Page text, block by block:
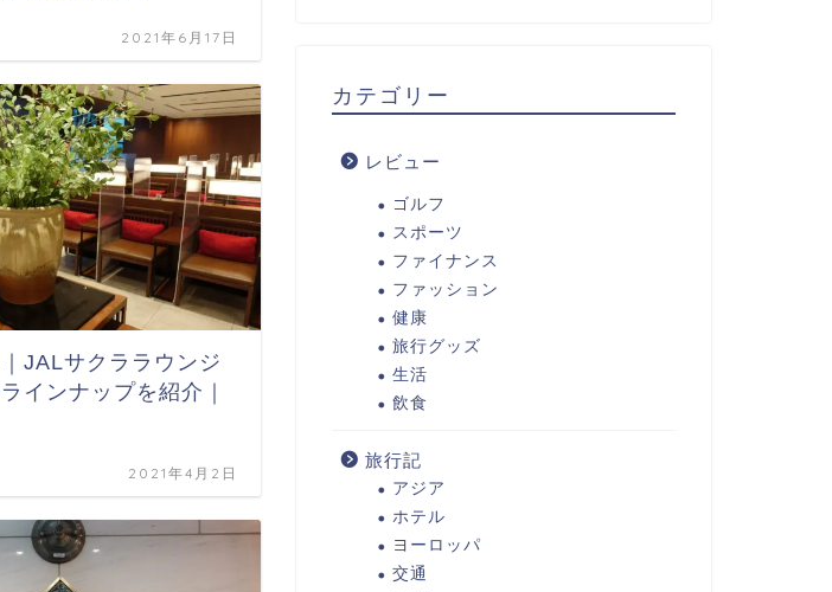
2021年6月17日
JALサクララウンジ
インナップを紹介｜
2021年4月2日
カテゴリー
レビュー
ゴルフ
スポーツ
ファイナンス
ファッション
健康
旅行グッズ
生活
飲食
旅行記
アジア
ホテル
ヨーロッパ
交通